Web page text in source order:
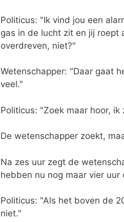
Politicus: "Ik vind jou een
gas in de lucht zit en jij roept
overdreven, niet?"
Wetenschapper: "Daar gaat
veel."
Politicus: "Zoek maar hoor, ik
De wetenschapper zoekt,
Na zes uur zegt de
hebben nu nog maar vier
Politicus: "Als het boven de
niet."